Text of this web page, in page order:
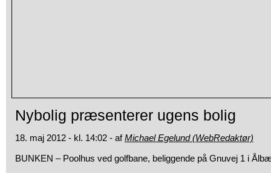
Nybolig præsenterer ugens bolig
18. maj 2012 - kl. 14:02 - afMichael Egelund (WebRedaktør)
BUNKEN – Poolhus ved golfbane, beliggende på Gnuvej 1 i